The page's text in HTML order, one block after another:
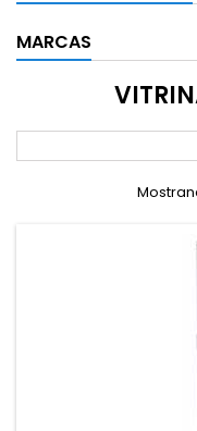
MARCAS